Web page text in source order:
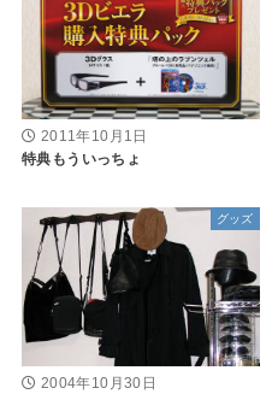
2011年10月1日
特典もういっちょ
グッズ
2004年10月30日